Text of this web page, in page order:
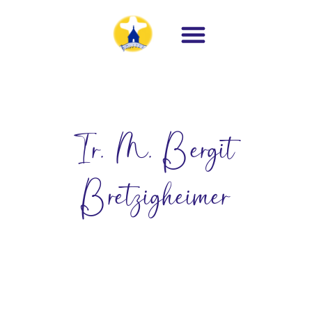
Ir. M. Bergit
Bretzigheimer